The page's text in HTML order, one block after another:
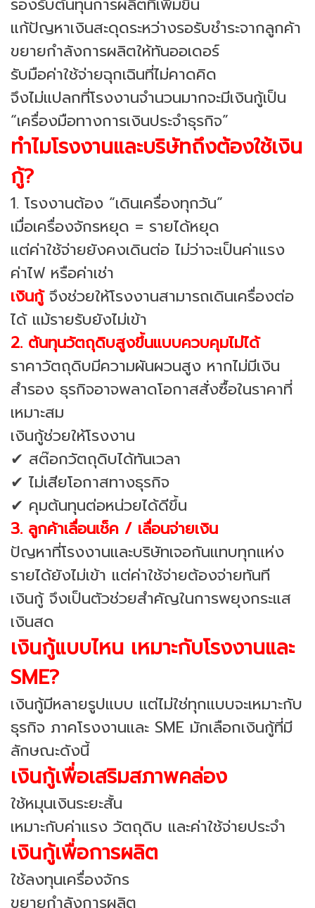
แก้ปัญหาเงินสะดุดระหว่างรอรับชำระจากลูกค้า
ขยายกำลังการผลิตให้ทันออเดอร์
รับมือค่าใช้จ่ายฉุกเฉินที่ไม่คาดคิด
จึงไม่แปลกที่โรงงานจำนวนมากจะมีเงินกู้เป็น
“เครื่องมือทางการเงินประจำธุรกิจ”
ทำไมโรงงานและบริษัทถึงต้องใช้เงิน
กู้?
1. โรงงานต้อง “เดินเครื่องทุกวัน”
เมื่อเครื่องจักรหยุด = รายได้หยุด
แต่ค่าใช้จ่ายยังคงเดินต่อ ไม่ว่าจะเป็นค่าแรง
ค่าไฟ หรือค่าเช่า
เงินกู้จึงช่วยให้โรงงานสามารถเดินเครื่องต่อ
ได้ แม้รายรับยังไม่เข้า
2. ต้นทุนวัตถุดิบสูงขึ้นแบบควบคุมไม่ได้
ราคาวัตถุดิบมีความผันผวนสูง หากไม่มีเงิน
สำรอง ธุรกิจอาจพลาดโอกาสสั่งซื้อในราคาที่
เหมาะสม
เงินกู้ช่วยให้โรงงาน
✔ สต๊อกวัตถุดิบได้ทันเวลา
✔ ไม่เสียโอกาสทางธุรกิจ
✔ คุมต้นทุนต่อหน่วยได้ดีขึ้น
3. ลูกค้าเลื่อนเช็ค / เลื่อนจ่ายเงิน
ปัญหาที่โรงงานและบริษัทเจอกันแทบทุกแห่ง
รายได้ยังไม่เข้า แต่ค่าใช้จ่ายต้องจ่ายทันที
เงินกู้ จึงเป็นตัวช่วยสำคัญในการพยุงกระแส
เงินสด
เงินกู้แบบไหน เหมาะกับโรงงานและ
SME?
เงินกู้มีหลายรูปแบบ แต่ไม่ใช่ทุกแบบจะเหมาะกับ
ธุรกิจ ภาคโรงงานและ SME มักเลือกเงินกู้ที่มี
ลักษณะดังนี้
เงินกู้เพื่อเสริมสภาพคล่อง
ใช้หมุนเงินระยะสั้น
เหมาะกับค่าแรง วัตถุดิบ และค่าใช้จ่ายประจำ
เงินกู้เพื่อการผลิต
ใช้ลงทุนเครื่องจักร
ขยายกำลังการผลิต